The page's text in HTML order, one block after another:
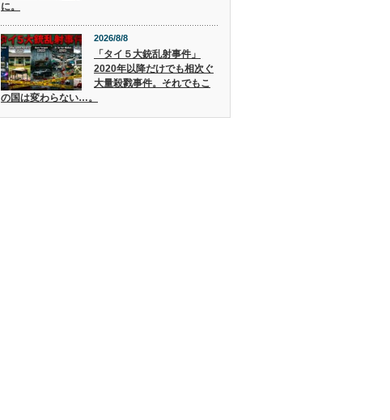
に。
2026/8/8
「タイ５大銃乱射事件」
2020年以降だけでも相次ぐ
大量殺戮事件。それでもこ
の国は変わらない…。